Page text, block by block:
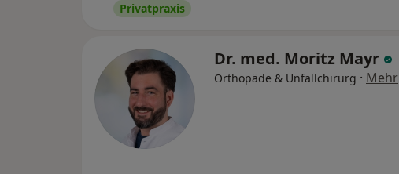
Privatpraxis
Dr. med. Moritz Mayr
Orthopäde & Unfallchirurg · Mehr